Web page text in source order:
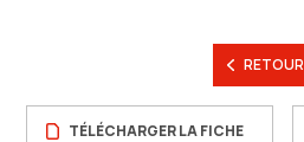
RETOUR
TÉLÉCHARGER LA FICHE